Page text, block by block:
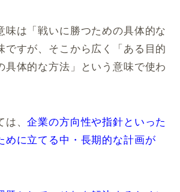
味は「戦いに勝つための具体的な
ですが、そこから広く「ある目的
具体的な方法」という意味で使わ
は、企業の方向性や指針といった
めに立てる中・長期的な計画が